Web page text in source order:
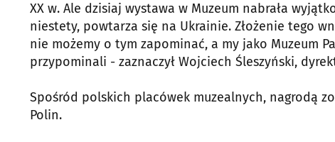
XX w. Ale dzisiaj wystawa w Muzeum nabrała
niestety, powtarza się na Ukrainie. Złożenie tego
nie możemy o tym zapominać, a my jako Muzeum
przypominali - zaznaczył Wojciech Śleszyński,
Spośród polskich placówek muzealnych, nagrodą
Polin.